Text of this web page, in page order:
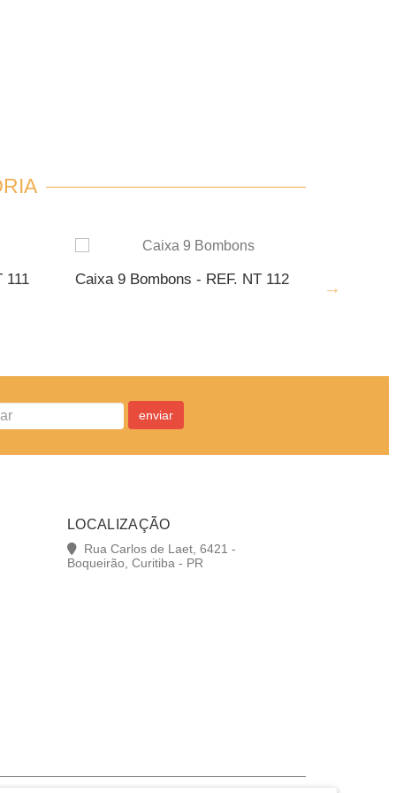
111 Caixa 9 Bombons - REF. NT 112
enviar
LOCALIZAÇÃO
Rua Carlos de Laet, 6421 -
Boqueirão, Curitiba - PR